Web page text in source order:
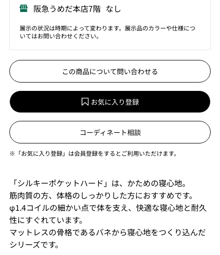
阪急うめだ本店7階 なし
展示の状況は時期によって変わります。展示品のカラーや仕様につ
いてはお問い合わせください。
この商品について問い合わせる
お気に入り登録
コーディネート相談
※「お気に入り登録」は会員登録をするとご利用いただけます。
「シルキーポケットハード」は、かための寝心地。
筋肉質の方、体格のしっかりした方におすすめです。
φ1.4コイルの細かい点で体を支え、快適な寝心地と耐久
性にすぐれています。
マットレスの骨格であるバネから寝心地をつくり込んだ
シリーズです。